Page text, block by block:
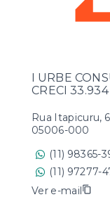
I URBE
CRECI 33.934
Rua Itapicuru,
05006-000
(11) 98365-
(11) 97277-
Ver e-mail